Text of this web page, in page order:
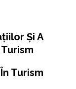
Și A
Turism